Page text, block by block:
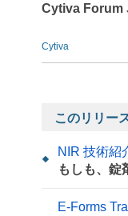
Cytiva Forum
Cytiva
このリリー
NIR 技術紹
もしも、錠
E-Forms